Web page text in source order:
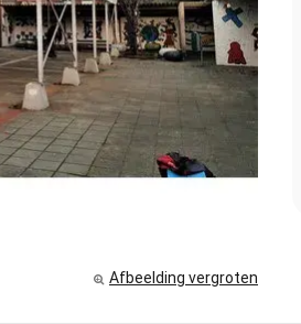
Afbeelding vergroten